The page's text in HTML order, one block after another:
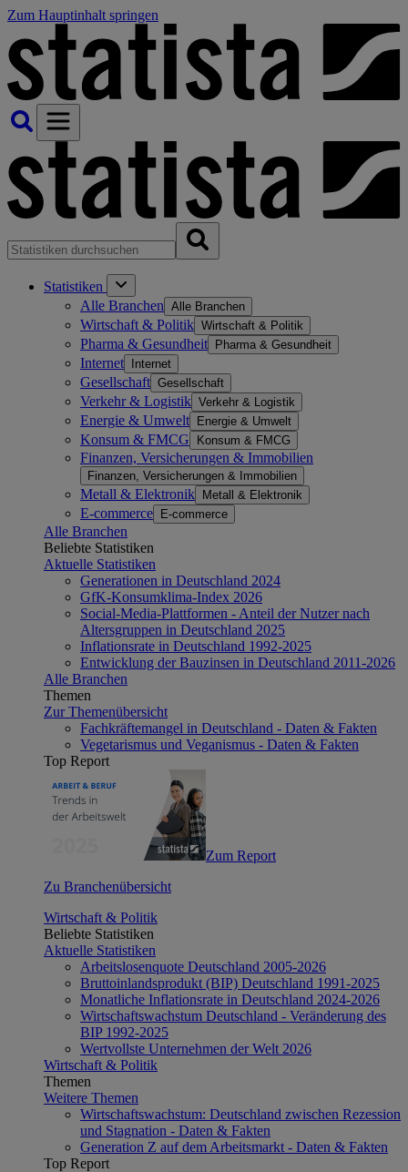
Zum Hauptinhalt springen
Statistiken
Alle Branchen Alle Branchen
Wirtschaft & Politik Wirtschaft & Politik
Pharma & Gesundheit Pharma & Gesundheit
Internet Internet
Gesellschaft Gesellschaft
Verkehr & Logistik Verkehr & Logistik
Energie & Umwelt Energie & Umwelt
Konsum & FMCG Konsum & FMCG
Finanzen, Versicherungen & Immobilien
Finanzen, Versicherungen & Immobilien
Metall & Elektronik Metall & Elektronik
E-commerce E-commerce
Alle Branchen
Beliebte Statistiken
Aktuelle Statistiken
Generationen in Deutschland 2024
GfK-Konsumklima-Index 2026
Social-Media-Plattformen - Anteil der Nutzer nach
Altersgruppen in Deutschland 2025
Inflationsrate in Deutschland 1992-2025
Entwicklung der Bauzinsen in Deutschland 2011-2026
Alle Branchen
Themen
Zur Themenübersicht
Fachkräftemangel in Deutschland - Daten & Fakten
Vegetarismus und Veganismus - Daten & Fakten
Top Report
Zum Report
Zu Branchenübersicht
Wirtschaft & Politik
Beliebte Statistiken
Aktuelle Statistiken
Arbeitslosenquote Deutschland 2005-2026
Bruttoinlandsprodukt (BIP) Deutschland 1991-2025
Monatliche Inflationsrate in Deutschland 2024-2026
Wirtschaftswachstum Deutschland - Veränderung des
BIP 1992-2025
Wertvollste Unternehmen der Welt 2026
Wirtschaft & Politik
Themen
Weitere Themen
Wirtschaftswachstum: Deutschland zwischen Rezession
und Stagnation - Daten & Fakten
Generation Z auf dem Arbeitsmarkt - Daten & Fakten
Top Report